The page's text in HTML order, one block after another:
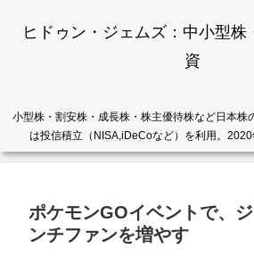
ヒドゥン・ジェムズ：中小型株
資
小型株・割安株・成長株・株主優待株など日本株
は投信積立（NISA,iDeCoなど）を利用。2020
ポケモンGOイベントで、
ンチファンを増やす